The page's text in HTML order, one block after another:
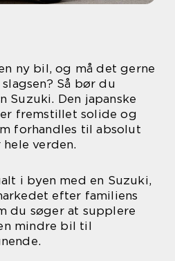
ny bil, og må det gerne
Så bør du
Suzuki. Den japanske
fremstillet solide og
forhandles til absolut
verden.
i byen med en Suzuki,
efter familiens
du søger at supplere
mindre bil til